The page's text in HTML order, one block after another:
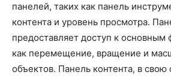
панелей, таких как панель
контента и уровень просмотра.
предоставляет доступ к основным
как перемещение, вращение и
объектов. Панель контента, в